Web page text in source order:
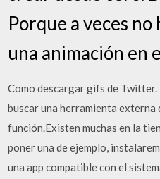
Porque a veces
una animación en
Como descargar gifs de Twitter.
buscar una herramienta externa
función.Existen muchas en la
poner una de ejemplo,
una app compatible con el